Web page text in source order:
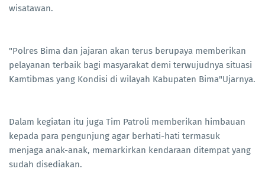
wisatawan.
"Polres Bima dan jajaran akan terus berupaya memberikan
pelayanan terbaik bagi masyarakat demi terwujudnya situasi
Kamtibmas yang Kondisi di wilayah Kabupaten Bima"Ujarnya.
Dalam kegiatan itu juga Tim Patroli memberikan himbauan
kepada para pengunjung agar berhati-hati termasuk
menjaga anak-anak, memarkirkan kendaraan ditempat yang
sudah disediakan.